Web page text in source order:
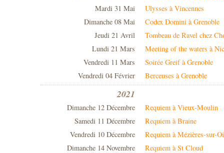
Mardi 31 Mai
Ulysses à Vincennes
Dimanche 08 Mai
Codex Domini à Grenoble
Jeudi 21 Avril
Tombeau de Ravel chez
Lundi 21 Mars
Meeting of the waters à
Vendredi 11 Mars
Soirée Greif à Grenoble
Vendredi 04 Février
Berceuses à Grenoble
2021
Dimanche 12 Décembre
Requiem à Vieux-Moulin
Samedi 11 Décembre
Requiem à Braine
Vendredi 10 Décembre
Requiem à Mézières-sur-
Dimanche 14 Novembre
Requiem à St Cloud